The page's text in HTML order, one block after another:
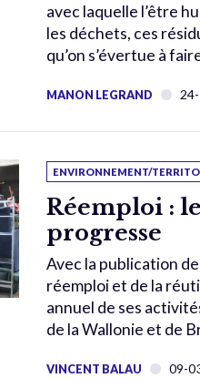
avec laquelle l’être
les déchets, ces
qu’on s’évertue à
MANON LEGRAND
ENVIRONNEMENT/
Réemploi : le
progresse
Avec la publication
réemploi et de la
annuel de ses
de la Wallonie et de
VINCENT BALAU 09-